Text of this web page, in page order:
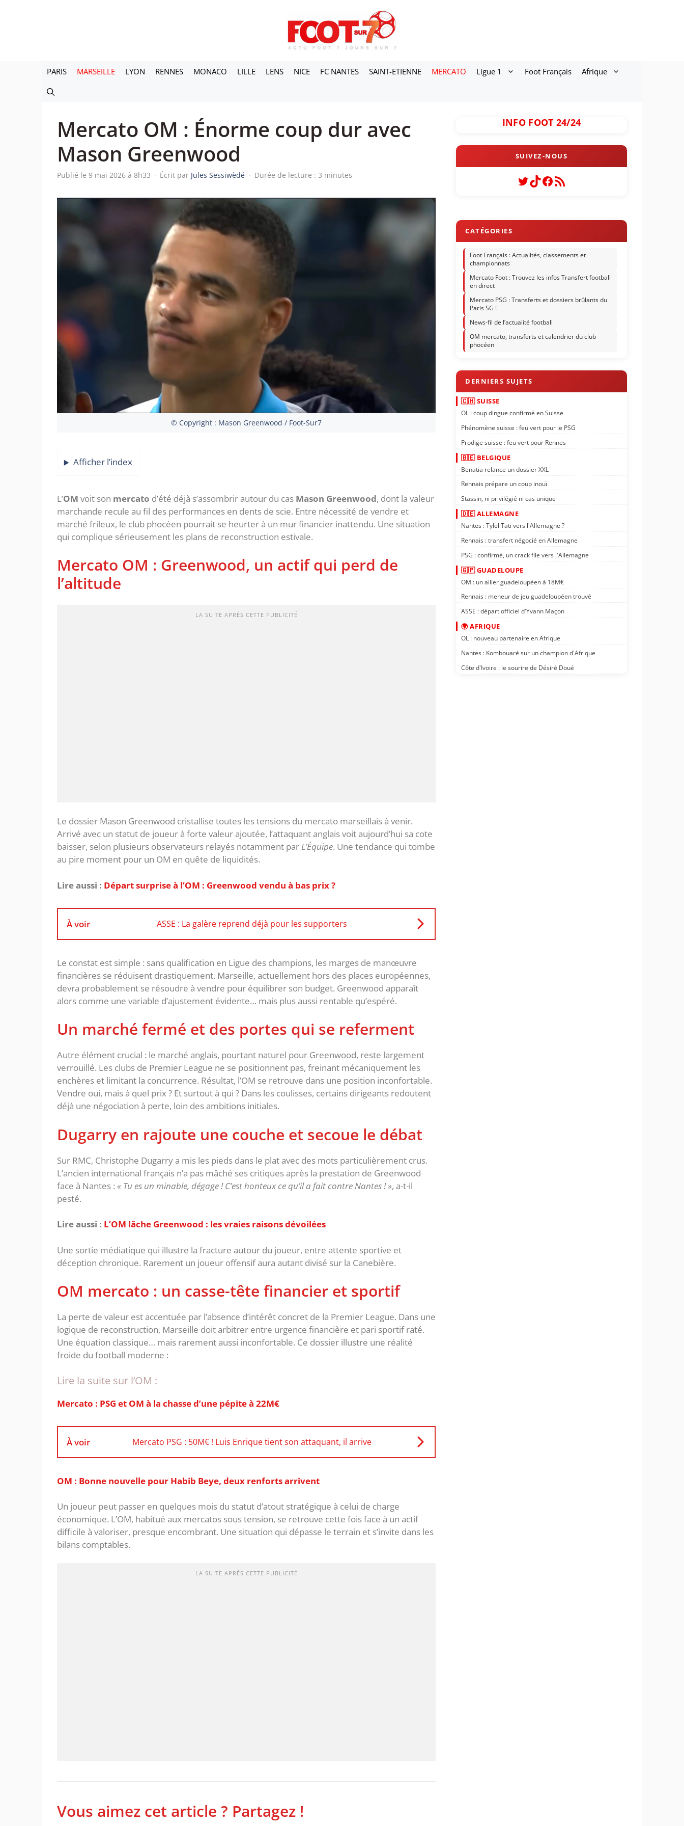
PARIS MARSEILLE LYON RENNES MONACO LILLE LENS NICE FC NANTES SAINT-ETIENNE MERCATO Ligue 1 Foot Français Afrique
Mercato OM : Énorme coup dur avec
Mason Greenwood
Publié le 9 mai 2026 à 8h33 · Écrit par Jules Sessiwèdé · Durée de lecture : 3 minutes
© Copyright : Mason Greenwood / Foot-Sur7
Afficher l’index
‎‎L’OM voit son mercato d’été déjà s’assombrir autour du cas Mason Greenwood, dont la valeur
marchande recule au fil des performances en dents de scie. Entre nécessité de vendre et
marché frileux, le club phocéen pourrait se heurter à un mur financier inattendu. Une situation
qui complique sérieusement les plans de reconstruction estivale.
‎Mercato OM : Greenwood, un actif qui perd de
l’altitude
LA SUITE APRÈS CETTE PUBLICITÉ
‎Le dossier Mason Greenwood cristallise toutes les tensions du mercato marseillais à venir.
Arrivé avec un statut de joueur à forte valeur ajoutée, l’attaquant anglais voit aujourd’hui sa cote
baisser, selon plusieurs observateurs relayés notamment par L’Équipe. Une tendance qui tombe
au pire moment pour un OM en quête de liquidités.
Lire aussi : Départ surprise à l’OM : Greenwood vendu à bas prix ?
À voir ASSE : La galère reprend déjà pour les supporters
‎Le constat est simple : sans qualification en Ligue des champions, les marges de manœuvre
financières se réduisent drastiquement. Marseille, actuellement hors des places européennes,
devra probablement se résoudre à vendre pour équilibrer son budget. Greenwood apparaît
alors comme une variable d’ajustement évidente… mais plus aussi rentable qu’espéré.
‎Un marché fermé et des portes qui se referment
‎Autre élément crucial : le marché anglais, pourtant naturel pour Greenwood, reste largement
verrouillé. Les clubs de Premier League ne se positionnent pas, freinant mécaniquement les
enchères et limitant la concurrence.‎ Résultat, l’OM se retrouve dans une position inconfortable.
Vendre oui, mais à quel prix ? Et surtout à qui ? Dans les coulisses, certains dirigeants redoutent
déjà une négociation à perte, loin des ambitions initiales.
‎Dugarry en rajoute une couche et secoue le débat
‎Sur RMC, Christophe Dugarry a mis les pieds dans le plat avec des mots particulièrement crus.
L’ancien international français n’a pas mâché ses critiques après la prestation de Greenwood
face à Nantes : ‎« Tu es un minable, dégage ! C’est honteux ce qu’il a fait contre Nantes ! », a-t-il
pesté.
Lire aussi : ‎ L’OM lâche Greenwood : les vraies raisons dévoilées
‎Une sortie médiatique qui illustre la fracture autour du joueur, entre attente sportive et
déception chronique. Rarement un joueur offensif aura autant divisé sur la Canebière.
‎OM mercato : un casse-tête financier et sportif
La perte de valeur est accentuée par l’absence d’intérêt concret de la Premier League. ‎Dans une
logique de reconstruction, Marseille doit arbitrer entre urgence financière et pari sportif raté.
Une équation classique… mais rarement aussi inconfortable. ‎Ce dossier illustre une réalité
froide du football moderne :
Lire la suite sur l’OM :
Mercato : PSG et OM à la chasse d’une pépite à 22M€
À voir Mercato PSG : 50M€ ! Luis Enrique tient son attaquant, il arrive
OM : Bonne nouvelle pour Habib Beye, deux renforts arrivent
Un joueur peut passer en quelques mois du statut d’atout stratégique à celui de charge
économique. L’OM, habitué aux mercatos sous tension, se retrouve cette fois face à un actif
difficile à valoriser, presque encombrant. Une situation qui dépasse le terrain et s’invite dans les
bilans comptables.
LA SUITE APRÈS CETTE PUBLICITÉ
Vous aimez cet article ? Partagez !
INFO FOOT 24/24
Twitter
TikTok
Facebook
Flux RSS
Foot Français : Actualités, classements et
championnats
Mercato Foot : Trouvez les infos Transfert football
en direct
Mercato PSG : Transferts et dossiers brûlants du
Paris SG !
News-fil de l’actualité football
OM mercato, transferts et calendrier du club
phocéen
🇨🇭 SUISSE
OL : coup dingue confirmé en Suisse
Phénomène suisse : feu vert pour le PSG
Prodige suisse : feu vert pour Rennes
🇧🇪 BELGIQUE
Benatia relance un dossier XXL
Rennais prépare un coup inouï
Stassin, ni privilégié ni cas unique
🇩🇪 ALLEMAGNE
Nantes : Tylel Tati vers l'Allemagne ?
Rennais : transfert négocié en Allemagne
PSG : confirmé, un crack file vers l'Allemagne
🇬🇵 GUADELOUPE
OM : un ailier guadeloupéen à 18M€
Rennais : meneur de jeu guadeloupéen trouvé
ASSE : départ officiel d'Yvann Maçon
🌍 AFRIQUE
OL : nouveau partenaire en Afrique
Nantes : Kombouaré sur un champion d'Afrique
Côte d'Ivoire : le sourire de Désiré Doué